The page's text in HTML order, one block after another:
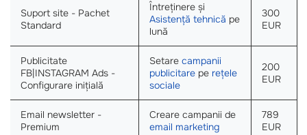
Suport site - Pachet
Standard
Întreținere și
Asistență tehnică pe
lună
300
EUR
Publicitate
FB|INSTAGRAM Ads -
Configurare inițială
Setare campanii
publicitare pe rețele
sociale
200
EUR
Email newsletter -
Premium
Creare campanii de
email marketing
789
EUR